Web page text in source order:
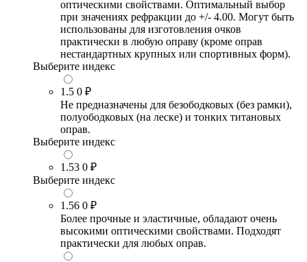
оптическими свойствами. Оптимальный выбор
при значениях рефракции до +/- 4.00. Могут быть
использованы для изготовления очков
практически в любую оправу (кроме оправ
нестандартных крупных или спортивных форм).
Выберите индекс
1.5 0 ₽
Не предназначены для безободковых (без рамки),
полуободковых (на леске) и тонких титановых
оправ.
Выберите индекс
1.53 0 ₽
Выберите индекс
1.56 0 ₽
Более прочные и эластичные, обладают очень
высокими оптическими свойствами. Подходят
практически для любых оправ.